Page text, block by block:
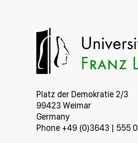
Platz der Demokratie 2/3
99423 Weimar
Germany
Phone +49 (0)3643 | 555 0